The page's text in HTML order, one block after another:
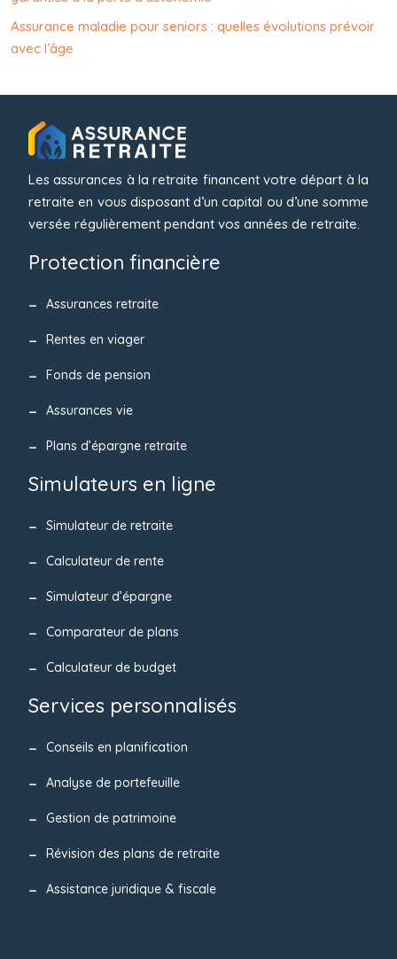
Assurance maladie pour seniors : quelles évolutions prévoir
avec l’âge
Les assurances à la retraite financent votre départ à la
retraite en vous disposant d’un capital ou d’une somme
versée régulièrement pendant vos années de retraite.
Protection financière
Assurances retraite
Rentes en viager
Fonds de pension
Assurances vie
Plans d’épargne retraite
Simulateurs en ligne
Simulateur de retraite
Calculateur de rente
Simulateur d’épargne
Comparateur de plans
Calculateur de budget
Services personnalisés
Conseils en planification
Analyse de portefeuille
Gestion de patrimoine
Révision des plans de retraite
Assistance juridique & fiscale